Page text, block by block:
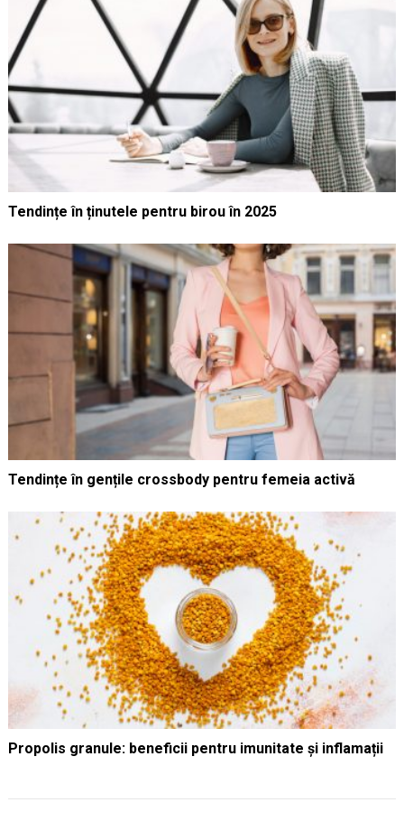
Tendințe în ținutele pentru birou în 2025
Tendințe în gențile crossbody pentru femeia activă
Propolis granule: beneficii pentru imunitate și inflamații